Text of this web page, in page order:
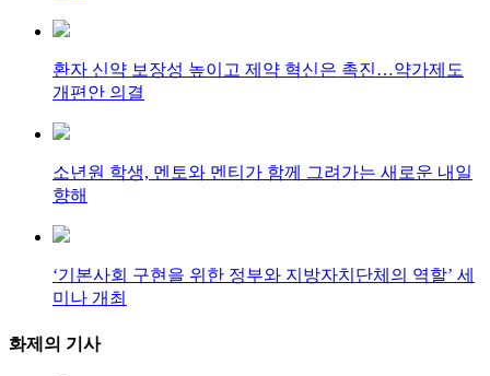
환자 신약 보장성 높이고 제약 혁신은 촉진…약가제도
개편안 의결
소년원 학생, 멘토와 멘티가 함께 그려가는 새로운 내일
향해
‘기본사회 구현을 위한 정부와 지방자치단체의 역할’ 세
미나 개최
화제의 기사